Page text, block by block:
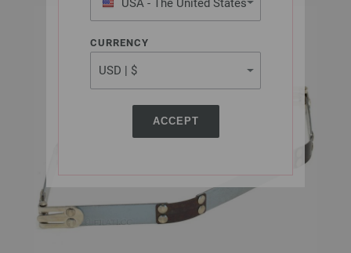
USA - The United States
of America
CURRENCY
ACCEPT